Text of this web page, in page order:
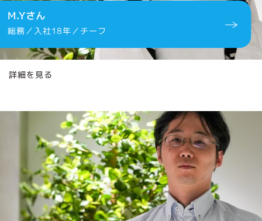
M.Yさん
総務／入社18年／チーフ
詳細を見る